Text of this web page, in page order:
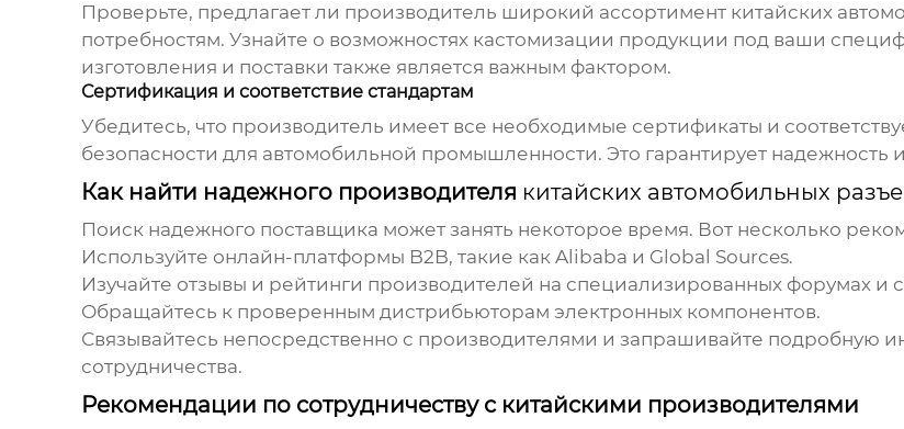
Проверьте, предлагает ли производитель широкий ассортимент китайских
потребностям. Узнайте о возможностях кастомизации продукции под ваши
изготовления и поставки также является важным фактором.
Сертификация и соответствие стандартам
Убедитесь, что производитель имеет все необходимые сертификаты и
безопасности для автомобильной промышленности. Это гарантирует надежность
Как найти надежного производителя китайских автомобильных
Поиск надежного поставщика может занять некоторое время. Вот несколько
Используйте онлайн-платформы B2B, такие как Alibaba и Global Sources.
Изучайте отзывы и рейтинги производителей на специализированных форумах и
Обращайтесь к проверенным дистрибьюторам электронных компонентов.
Связывайтесь непосредственно с производителями и запрашивайте подробную
сотрудничества.
Рекомендации по сотрудничеству с китайскими производителями